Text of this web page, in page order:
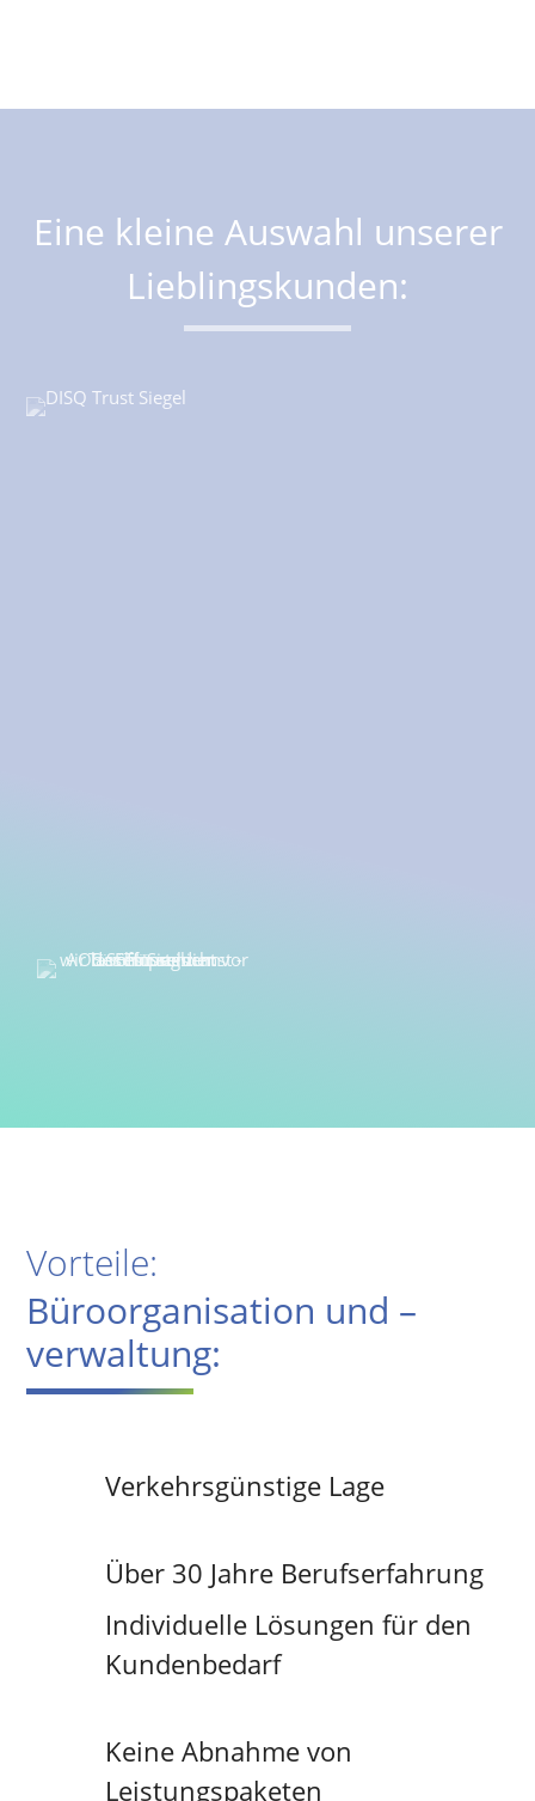
Eine kleine Auswahl unserer
Lieblingskunden:
Vorteile:
Büroorganisation und –
verwaltung:
Verkehrsgünstige Lage
Über 30 Jahre Berufserfahrung
Individuelle Lösungen für den
Kundenbedarf
Keine Abnahme von
Leistungspaketen